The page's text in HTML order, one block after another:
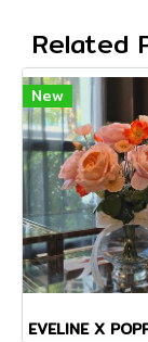
Related
New